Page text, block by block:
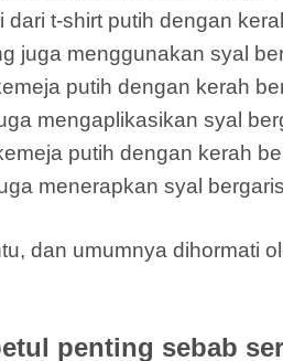
t-shirt putih dengan
juga menggunakan syal
putih dengan kerah
mengaplikasikan syal
putih dengan kerah
menerapkan syal
dan umumnya dihormati
penting sebab